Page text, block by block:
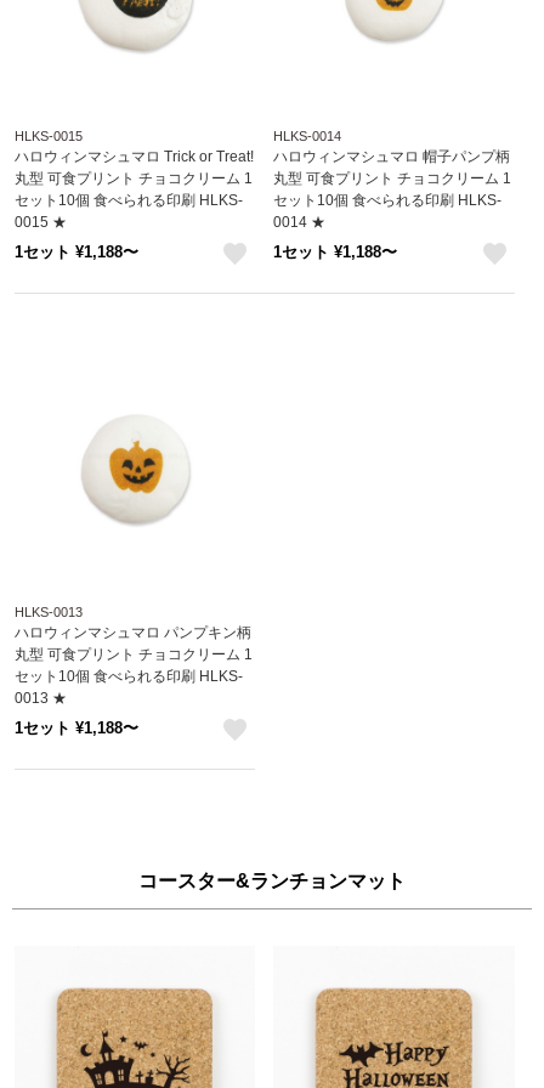
HLKS-0015
ハロウィンマシュマロ Trick or Treat!
丸型 可食プリント チョコクリーム 1
セット10個 食べられる印刷 HLKS-
0015 ★
1セット ¥1,188〜
HLKS-0014
ハロウィンマシュマロ 帽子パンプ柄
丸型 可食プリント チョコクリーム 1
セット10個 食べられる印刷 HLKS-
0014 ★
1セット ¥1,188〜
HLKS-0013
ハロウィンマシュマロ パンプキン柄
丸型 可食プリント チョコクリーム 1
セット10個 食べられる印刷 HLKS-
0013 ★
1セット ¥1,188〜
コースター&ランチョンマット